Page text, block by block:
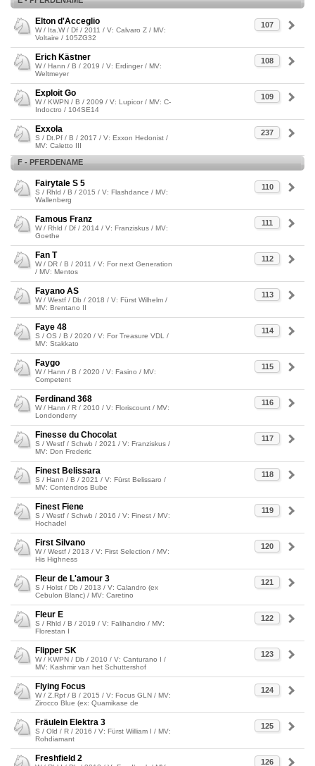
107
Elton d'Acceglio
W / Ita.W / Df / 2011 / V: Calvaro Z / MV:
Voltaire / 105ZG32
108
Erich Kästner
W / Hann / B / 2019 / V: Erdinger / MV:
Weltmeyer
109
Exploit Go
W / KWPN / B / 2009 / V: Lupicor / MV: C-
Indoctro / 104SE14
237
Exxola
S / Dt.Pf / B / 2017 / V: Exxon Hedonist /
MV: Caletto III
F - PFERDENAME
110
Fairytale S 5
S / Rhld / B / 2015 / V: Flashdance / MV:
Wallenberg
111
Famous Franz
W / Rhld / Df / 2014 / V: Franziskus / MV:
Goethe
112
Fan T
W / DR / B / 2011 / V: For next Generation
/ MV: Mentos
113
Fayano AS
W / Westf / Db / 2018 / V: Fürst Wilhelm /
MV: Brentano II
114
Faye 48
S / OS / B / 2020 / V: For Treasure VDL /
MV: Stakkato
115
Faygo
W / Hann / B / 2020 / V: Fasino / MV:
Competent
116
Ferdinand 368
W / Hann / R / 2010 / V: Floriscount / MV:
Londonderry
117
Finesse du Chocolat
S / Westf / Schwb / 2021 / V: Franziskus /
MV: Don Frederic
118
Finest Belissara
S / Hann / B / 2021 / V: Fürst Belissaro /
MV: Contendros Bube
119
Finest Fiene
S / Westf / Schwb / 2016 / V: Finest / MV:
Hochadel
120
First Silvano
W / Westf / 2013 / V: First Selection / MV:
His Highness
121
Fleur de L'amour 3
S / Holst / Db / 2013 / V: Calandro (ex
Cebulon Blanc) / MV: Caretino
122
Fleur E
S / Rhld / B / 2019 / V: Falihandro / MV:
Florestan I
123
Flipper SK
W / KWPN / Db / 2010 / V: Canturano I /
MV: Kashmir van het Schuttershof
124
Flying Focus
W / Z.Rpf / B / 2015 / V: Focus GLN / MV:
Zirocco Blue (ex: Quamikase de
125
Fräulein Elektra 3
S / Old / R / 2016 / V: Fürst William I / MV:
Rohdiamant
126
Freshfield 2